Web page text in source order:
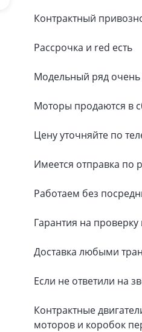
Контрактный
Рассрочка и red есть
Модельный ряд
Моторы продаются в
Цену уточняйте по
Имеется отправка по
Работаем без
Гарантия на проверку
Доставка любыми
Если не ответили на
Контрактные
моторов и коробок